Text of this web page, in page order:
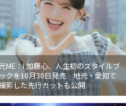
ME：I 加藤心、人生初のスタイルブ
ックを10月30日発売 地元・愛知で
影した先行カットも公開